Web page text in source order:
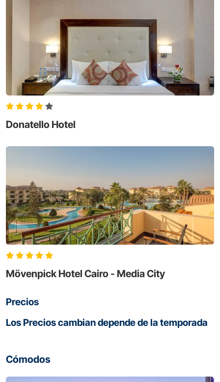
Donatello Hotel
Mövenpick Hotel Cairo - Media City
Precios
Los Precios cambian depende de la temporada
Cómodos